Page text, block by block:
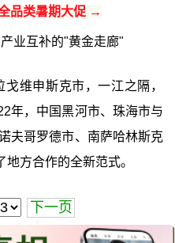
品类暑期大促 →
业互补的"黄金走廊"
维申斯克市，一江之隔，
年，中国黑河市、珠海市与
夫哥罗德市、南萨哈林斯克
方合作的全新范式。
下一页